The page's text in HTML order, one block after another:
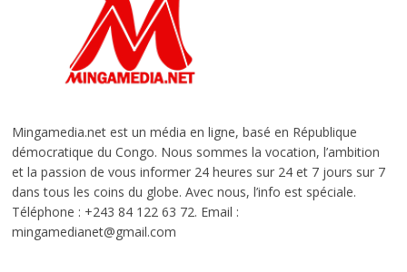
Mingamedia.net est un média en ligne, basé en République
démocratique du Congo. Nous sommes la vocation, l’ambition
et la passion de vous informer 24 heures sur 24 et 7 jours sur 7
dans tous les coins du globe. Avec nous, l’info est spéciale.
Téléphone : +243 84 122 63 72. Email :
mingamedianet@gmail.com